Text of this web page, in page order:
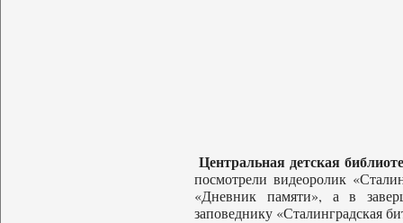
Центральная детская
посмотрели видеоролик
«Дневник памяти», а в
заповеднику «Сталинградская